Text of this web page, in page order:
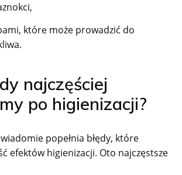
które może prowadzić do
najczęściej
po higienizacji?
popełnia błędy, które
efektów higienizacji. Oto najczęstsze